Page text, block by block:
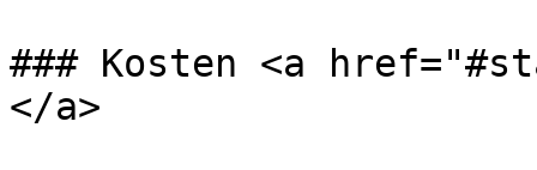
### Kosten <a
</a>